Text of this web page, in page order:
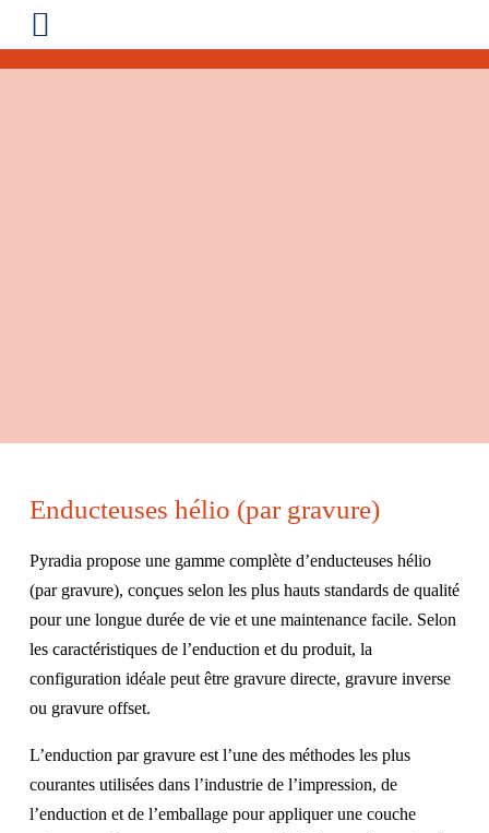
Enducteuses hélio (par gravure)
Pyradia propose une gamme complète d’enducteuses hélio
(par gravure), conçues selon les plus hauts standards de qualité
pour une longue durée de vie et une maintenance facile. Selon
les caractéristiques de l’enduction et du produit, la
configuration idéale peut être gravure directe, gravure inverse
ou gravure offset.
L’enduction par gravure est l’une des méthodes les plus
courantes utilisées dans l’industrie de l’impression, de
l’enduction et de l’emballage pour appliquer une couche